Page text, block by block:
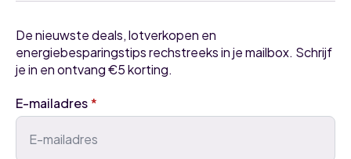
De nieuwste deals, lotverkopen en
energiebesparingstips rechstreeks in je mailbox. Schrijf
je in en ontvang €5 korting.
E-mailadres*